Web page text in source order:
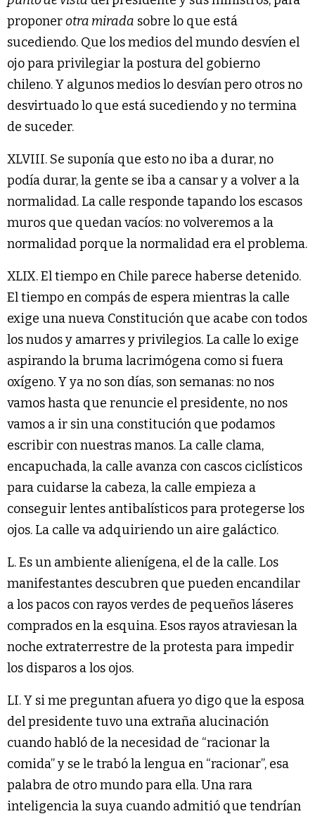
proponerotra mirada sobre lo que está
sucediendo. Que los medios del mundo desvíen el
ojo para privilegiar la postura del gobierno
chileno. Y algunos medios lo desvían pero otros no
desvirtuado lo que está sucediendo y no termina
de suceder.
XLVIII. Se suponía que esto no iba a durar, no
podía durar, la gente se iba a cansar y a volver a la
normalidad. La calle responde tapando los escasos
muros que quedan vacíos: no volveremos a la
normalidad porque la normalidad era el problema.
XLIX. El tiempo en Chile parece haberse detenido.
El tiempo en compás de espera mientras la calle
exige una nueva Constitución que acabe con todos
los nudos y amarres y privilegios. La calle lo exige
aspirando la bruma lacrimógena como si fuera
oxígeno. Y ya no son días, son semanas: no nos
vamos hasta que renuncie el presidente, no nos
vamos a ir sin una constitución que podamos
escribir con nuestras manos. La calle clama,
encapuchada, la calle avanza con cascos ciclísticos
para cuidarse la cabeza, la calle empieza a
conseguir lentes antibalísticos para protegerse los
ojos. La calle va adquiriendo un aire galáctico.
L. Es un ambiente alienígena, el de la calle. Los
manifestantes descubren que pueden encandilar
a los pacos con rayos verdes de pequeños láseres
comprados en la esquina. Esos rayos atraviesan la
noche extraterrestre de la protesta para impedir
los disparos a los ojos.
LI. Y si me preguntan afuera yo digo que la esposa
del presidente tuvo una extraña alucinación
cuando habló de la necesidad de “racionar la
comida” y se le trabó la lengua en “racionar”, esa
palabra de otro mundo para ella. Una rara
inteligencia la suya cuando admitió que tendrían